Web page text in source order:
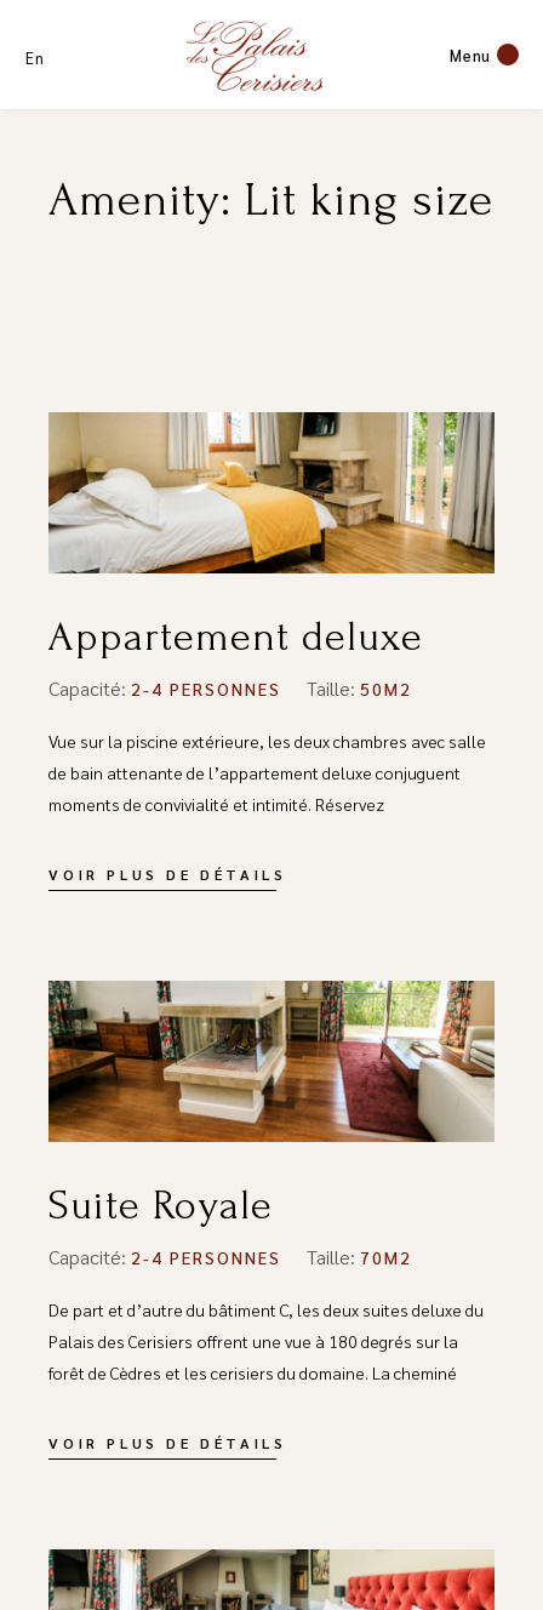
En Menu
Amenity: Lit king size
Appartement deluxe
Capacité: 2-4 PERSONNES Taille: 50M2
Vue sur la piscine extérieure, les deux chambres avec salle
de bain attenante de l’appartement deluxe conjuguent
moments de convivialité et intimité. Réservez
VOIR PLUS DE DÉTAILS
Suite Royale
Capacité: 2-4 PERSONNES Taille: 70M2
De part et d’autre du bâtiment C, les deux suites deluxe du
Palais des Cerisiers offrent une vue à 180 degrés sur la
forêt de Cèdres et les cerisiers du domaine. La cheminé
VOIR PLUS DE DÉTAILS